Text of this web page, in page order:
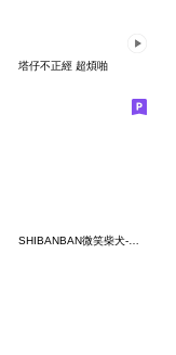
塔仔不正經 超煩啪
SHIBANBAN微笑柴犬-廢柴寶寶日常